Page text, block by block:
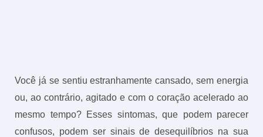
Você já se sentiu estranhamente cansado, sem energia
ou, ao contrário, agitado e com o coração acelerado ao
mesmo tempo? Esses sintomas, que podem parecer
confusos, podem ser sinais de desequilíbrios na sua